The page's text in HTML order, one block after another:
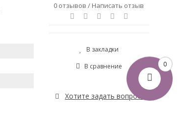
0
0 отзывов / Написать отзыв
В закладки
В сравнение
Хотите задать вопрос?